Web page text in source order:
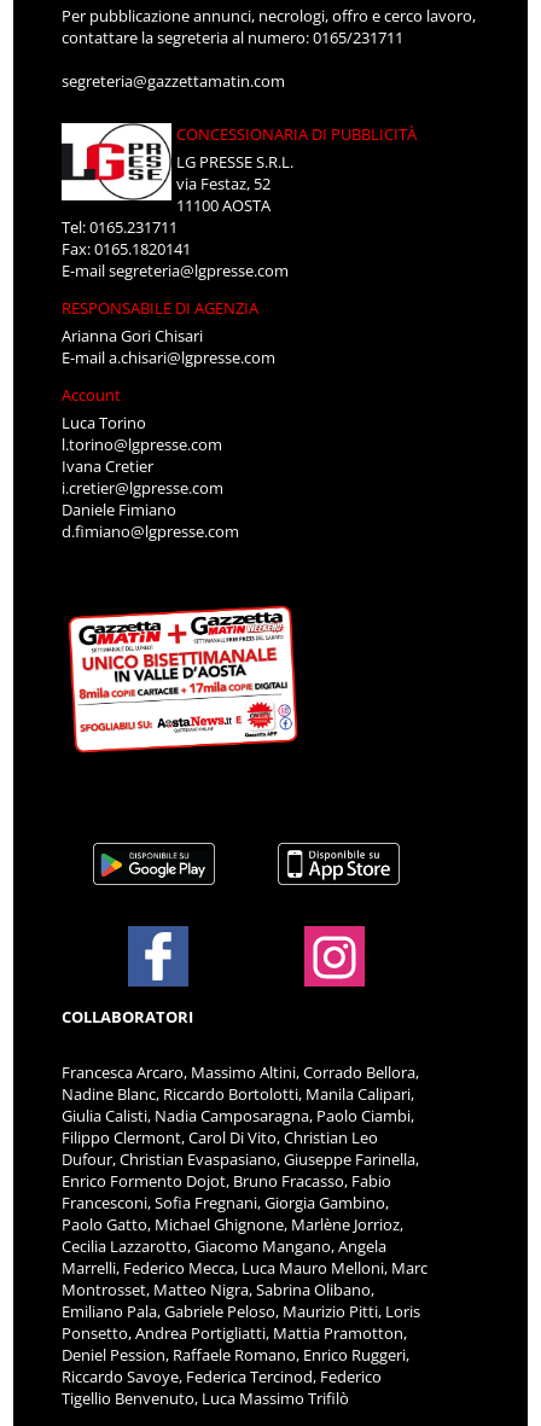
Per pubblicazione annunci, necrologi, offro e cerco lavoro,
contattare la segreteria al numero: 0165/231711
segreteria@gazzettamatin.com
CONCESSIONARIA DI PUBBLICITÀ
LG PRESSE S.R.L.
via Festaz, 52
11100 AOSTA
Tel: 0165.231711
Fax: 0165.1820141
E-mailsegreteria@lgpresse.com
RESPONSABILE DI AGENZIA
Arianna Gori Chisari
E-maila.chisari@lgpresse.com
Account
Luca Torino
l.torino@lgpresse.com
Ivana Cretier
i.cretier@lgpresse.com
Daniele Fimiano
d.fimiano@lgpresse.com
COLLABORATORI
Francesca Arcaro, Massimo Altini, Corrado Bellora,
Nadine Blanc, Riccardo Bortolotti, Manila Calipari,
Giulia Calisti, Nadia Camposaragna, Paolo Ciambi,
Filippo Clermont, Carol Di Vito, Christian Leo
Dufour, Christian Evaspasiano, Giuseppe Farinella,
Enrico Formento Dojot, Bruno Fracasso, Fabio
Francesconi, Sofia Fregnani, Giorgia Gambino,
Paolo Gatto, Michael Ghignone, Marlène Jorrioz,
Cecilia Lazzarotto, Giacomo Mangano, Angela
Marrelli, Federico Mecca, Luca Mauro Melloni, Marc
Montrosset, Matteo Nigra, Sabrina Olibano,
Emiliano Pala, Gabriele Peloso, Maurizio Pitti, Loris
Ponsetto, Andrea Portigliatti, Mattia Pramotton,
Deniel Pession, Raffaele Romano, Enrico Ruggeri,
Riccardo Savoye, Federica Tercinod, Federico
Tigellio Benvenuto, Luca Massimo Trifilò